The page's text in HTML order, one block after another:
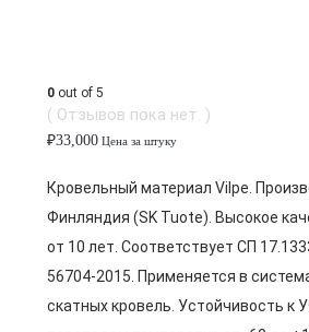
0 out of 5
( Отзывов пока нет. )
₽33,000 Цена за штуку
Кровельный материал Vilpe.
Финляндия (SK Tuote). Высокое
от 10 лет. Соответствует СП
56704-2015. Применяется в
скатных кровель. Устойчивость к